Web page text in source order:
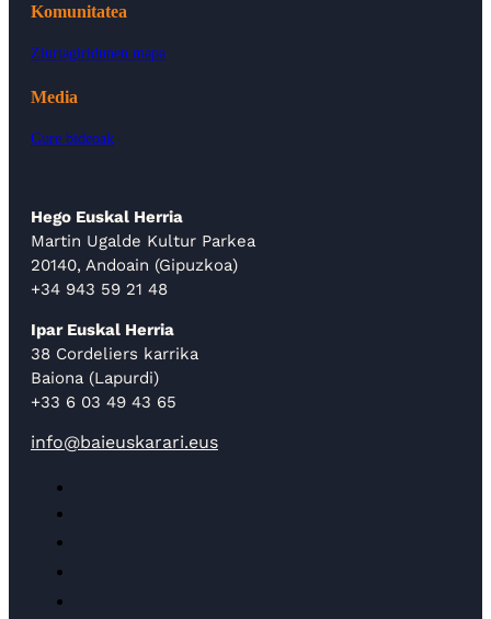
Komunitatea
Ziurtagiridunen mapa
Media
Gure bideoak
Hego Euskal Herria
Martin Ugalde Kultur Parkea
20140, Andoain (Gipuzkoa)
+34 943 59 21 48
Ipar Euskal Herria
38 Cordeliers karrika
Baiona (Lapurdi)
+33 6 03 49 43 65
info@baieuskarari.eus